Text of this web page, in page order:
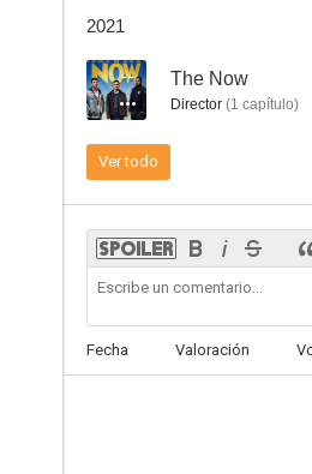
2021
-- The Now
Director (1 capítulo)
Ver todo
Fecha Valoración